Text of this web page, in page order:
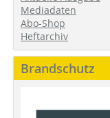
Mediadaten
Abo-Shop
Heftarchiv
Brandschutz